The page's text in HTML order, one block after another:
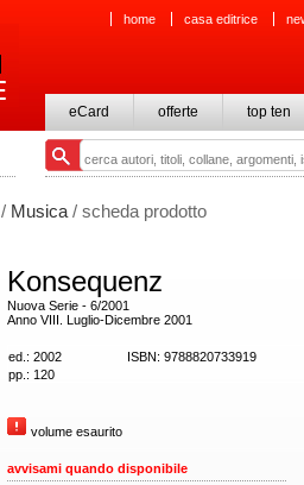
home casa editrice
eCard offerte top ten
/ Musica / scheda prodotto
Konsequenz
Nuova Serie - 6/2001
Anno VIII. Luglio-Dicembre 2001
ed.: 2002
ISBN: 9788820733919
pp.: 120
volume esaurito
avvisami quando disponibile